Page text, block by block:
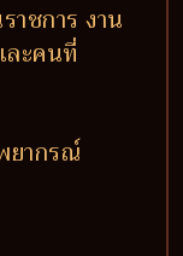
าชการ งาน
ะคนที่
ยากรณ์